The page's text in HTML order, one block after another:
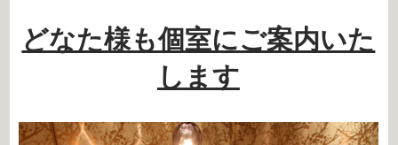
どなた様も個室にご案内いた
します